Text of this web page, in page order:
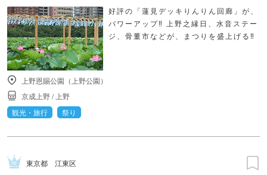
好評の「蓮見デッキりんりん回廊」が、
パワーアップ‼ 上野之縁日、水音ステー
ジ、骨董市などが、まつりを盛上げる‼
上野恩賜公園（上野公園）
京成上野/ 上野
観光・旅行
祭り
東京都 江東区